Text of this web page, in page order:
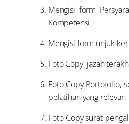
Mengisi form
Kompetensi
Mengisi form unjuk
Foto Copy ijazah
Foto Copy Portofolio,
pelatihan yang relevan
Foto Copy surat